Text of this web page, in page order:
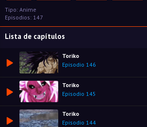
Tipo: Anime
Episodios: 147
Lista de capítulos
Toriko
Episodio 146
Toriko
Episodio 145
Toriko
Episodio 144